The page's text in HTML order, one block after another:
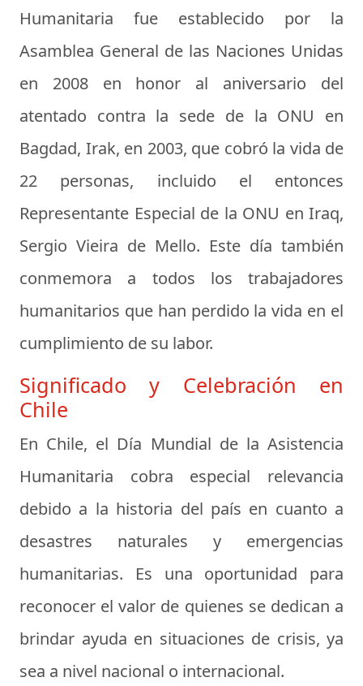
Humanitaria fue establecido por la
Asamblea General de las Naciones Unidas
en 2008 en honor al aniversario del
atentado contra la sede de la ONU en
Bagdad, Irak, en 2003, que cobró la vida de
22 personas, incluido el entonces
Representante Especial de la ONU en Iraq,
Sergio Vieira de Mello. Este día también
conmemora a todos los trabajadores
humanitarios que han perdido la vida en el
cumplimiento de su labor.
Significado y Celebración en
Chile
En Chile, el Día Mundial de la Asistencia
Humanitaria cobra especial relevancia
debido a la historia del país en cuanto a
desastres naturales y emergencias
humanitarias. Es una oportunidad para
reconocer el valor de quienes se dedican a
brindar ayuda en situaciones de crisis, ya
sea a nivel nacional o internacional.